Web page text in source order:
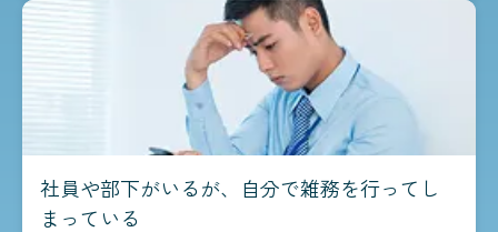
社員や部下がいるが、自分で雑務を行ってし
まっている